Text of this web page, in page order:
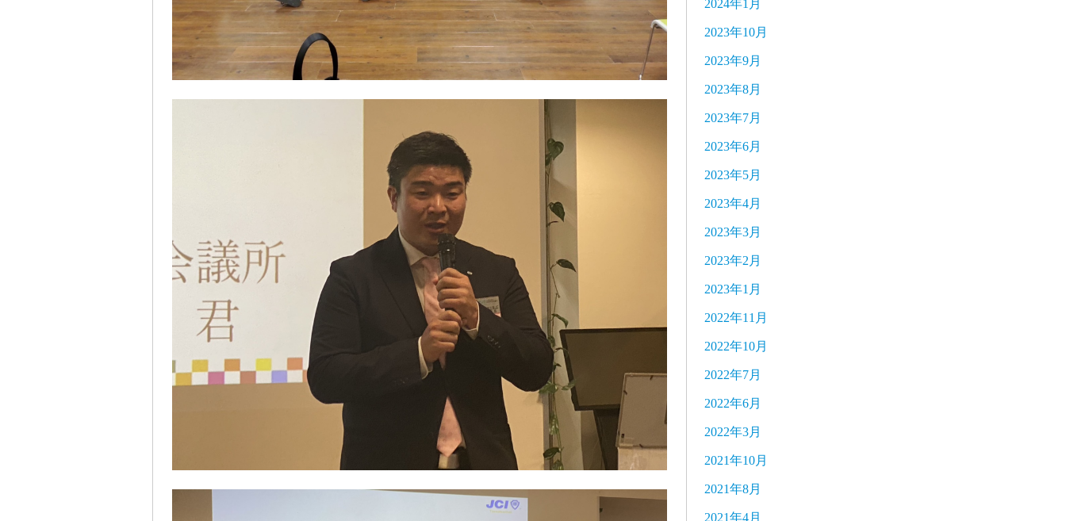
2024年1月
2023年10月
2023年9月
2023年8月
2023年7月
2023年6月
2023年5月
2023年4月
2023年3月
2023年2月
2023年1月
2022年11月
2022年10月
2022年7月
2022年6月
2022年3月
2021年10月
2021年8月
2021年4月